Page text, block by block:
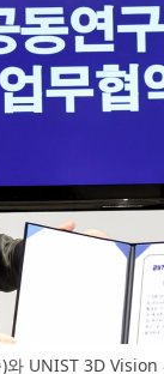
와 UNIST 3D